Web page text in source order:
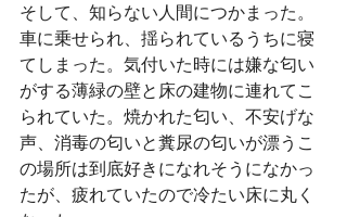
そして、知らない人間につかまった。
車に乗せられ、揺られているうちに寝
てしまった。気付いた時には嫌な匂い
がする薄緑の壁と床の建物に連れてこ
られていた。焼かれた匂い、不安げな
声、消毒の匂いと糞尿の匂いが漂うこ
の場所は到底好きになれそうになかっ
たが、疲れていたので冷たい床に丸く